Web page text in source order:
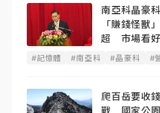
南亞科晶豪
「賺錢怪獸
超 市場看
#記憶體 #南亞科 #晶豪科 #
爬百岳要收
戰 國家公園